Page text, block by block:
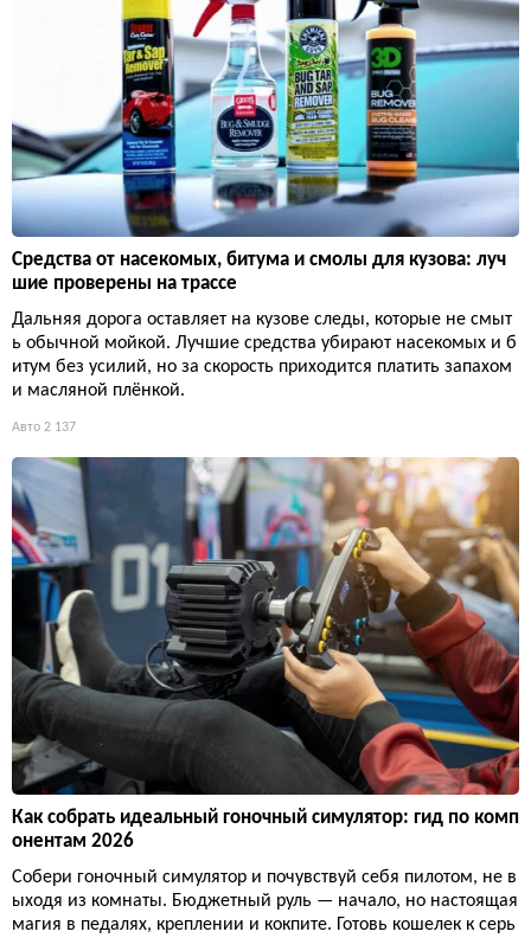
Средства от насекомых, битума и смолы для кузова: луч
шие проверены на трассе
Дальняя дорога оставляет на кузове следы, которые не смыт
ь обычной мойкой. Лучшие средства убирают насекомых и б
итум без усилий, но за скорость приходится платить запахом
и масляной плёнкой.
Авто 2 137
Как собрать идеальный гоночный симулятор: гид по комп
онентам 2026
Собери гоночный симулятор и почувствуй себя пилотом, не в
ыходя из комнаты. Бюджетный руль — начало, но настоящая
магия в педалях, креплении и кокпите. Готовь кошелек к серь